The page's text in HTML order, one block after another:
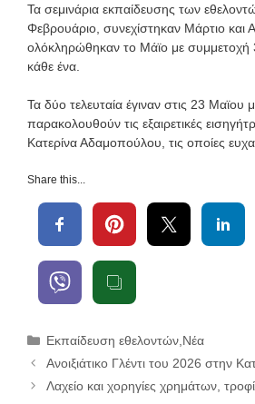
Τα σεμινάρια εκπαίδευσης των
Φεβρουάριο, συνεχίστηκαν Μάρτιο και
ολόκληρώθηκαν το Μάϊο με συμμετοχή
κάθε ένα.
Τα δύο τελευταία έγιναν στις 23 Μαϊου
παρακολουθούν τις εξαιρετικές
Κατερίνα Αδαμοπούλου, τις οποίες
Share this...
Κατηγορίες
Εκπαίδευση εθελοντών Νέα
Ανοιξιάτικο Γλέντι του 2026 στην
Λαχείο και χορηγίες χρημάτων,